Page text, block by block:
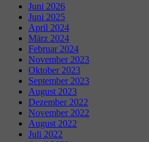
Juni 2026
Juni 2025
April 2024
März 2024
Februar 2024
November 2023
Oktober 2023
September 2023
August 2023
Dezember 2022
November 2022
August 2022
Juli 2022